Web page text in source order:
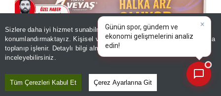
Sizlere daha iyi hizmet sunabilmek adına sitemizdeçerez
konumlandırmaktayız. Kişisel verileriniz, KVKK ve GDPR kapsamında
toplanıp işlenir. Detaylı bilgi almak için
inceleyebilirsiniz.
Tüm Çerezleri Kabul Et Çerez Ayarlarına Git
Günün spor, gündem ve
ekonomi gelişmel